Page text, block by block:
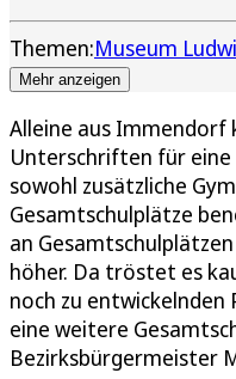
Themen:Museum
Mehr anzeigen
Alleine aus Immendorf
Unterschriften für eine
sowohl zusätzliche
Gesamtschulplätze
an
höher. Da tröstet es
noch zu
eine weitere
Bezirksbürgermeister